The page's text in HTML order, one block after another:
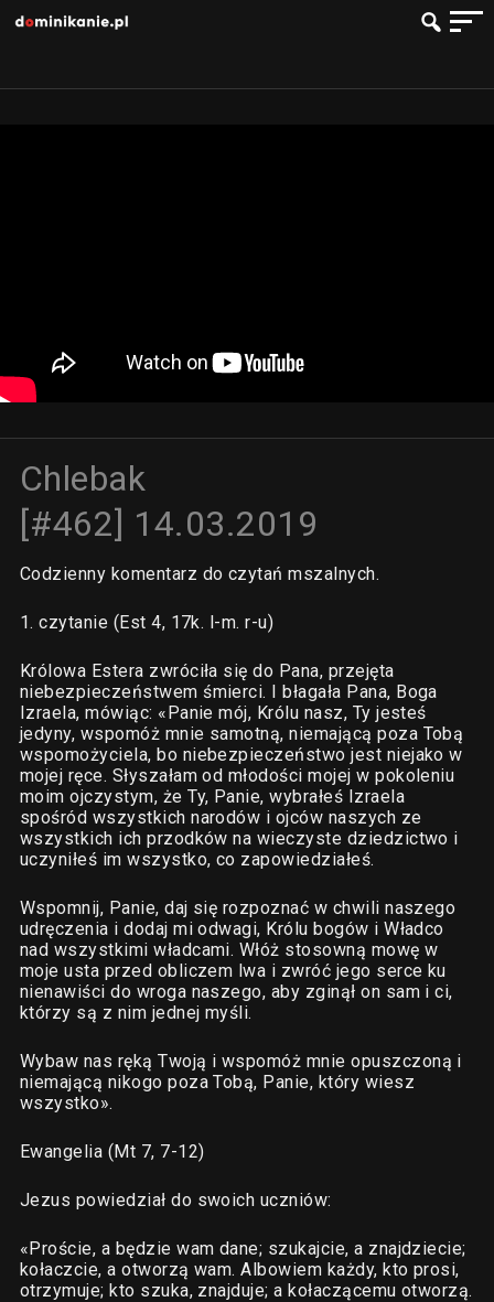
Chlebak
[#462] 14.03.2019
Codzienny komentarz do czytań mszalnych.
1. czytanie (Est 4, 17k. l-m. r-u)
Królowa Estera zwróciła się do Pana, przejęta
niebezpieczeństwem śmierci. I błagała Pana, Boga
Izraela, mówiąc: «Panie mój, Królu nasz, Ty jesteś
jedyny, wspomóż mnie samotną, niemającą poza Tobą
wspomożyciela, bo niebezpieczeństwo jest niejako w
mojej ręce. Słyszałam od młodości mojej w pokoleniu
moim ojczystym, że Ty, Panie, wybrałeś Izraela
spośród wszystkich narodów i ojców naszych ze
wszystkich ich przodków na wieczyste dziedzictwo i
uczyniłeś im wszystko, co zapowiedziałeś.
Wspomnij, Panie, daj się rozpoznać w chwili naszego
udręczenia i dodaj mi odwagi, Królu bogów i Władco
nad wszystkimi władcami. Włóż stosowną mowę w
moje usta przed obliczem lwa i zwróć jego serce ku
nienawiści do wroga naszego, aby zginął on sam i ci,
którzy są z nim jednej myśli.
Wybaw nas ręką Twoją i wspomóż mnie opuszczoną i
niemającą nikogo poza Tobą, Panie, który wiesz
wszystko».
Ewangelia (Mt 7, 7-12)
Jezus powiedział do swoich uczniów:
«Proście, a będzie wam dane; szukajcie, a znajdziecie;
kołaczcie, a otworzą wam. Albowiem każdy, kto prosi,
otrzymuje; kto szuka, znajduje; a kołaczącemu otworzą.